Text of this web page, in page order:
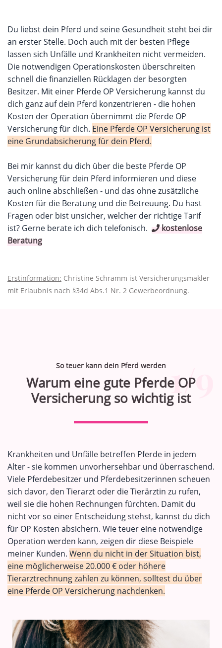
Du liebst dein Pferd und seine Gesundheit steht bei dir
an erster Stelle. Doch auch mit der besten Pflege
lassen sich Unfälle und Krankheiten nicht vermeiden.
Die notwendigen Operationskosten überschreiten
schnell die finanziellen Rücklagen der besorgten
Besitzer. Mit einer Pferde OP Versicherung kannst du
dich ganz auf dein Pferd konzentrieren - die hohen
Kosten der Operation übernimmt die Pferde OP
Versicherung für dich. Eine Pferde OP Versicherung ist
eine Grundabsicherung für dein Pferd.
Bei mir kannst du dich über die beste Pferde OP
Versicherung für dein Pferd informieren und diese
auch online abschließen - und das ohne zusätzliche
Kosten für die Beratung und die Betreuung. Du hast
Fragen oder bist unsicher, welcher der richtige Tarif
ist? Gerne berate ich dich telefonisch.
kostenlose
Beratung
Erstinformation: Christine Schramm ist Versicherungsmakler
mit Erlaubnis nach §34d Abs.1 Nr. 2 Gewerbeordnung.
1/9
So teuer kann dein Pferd werden
Warum eine gute Pferde OP
Versicherung so wichtig ist
Krankheiten und Unfälle betreffen Pferde in jedem
Alter - sie kommen unvorhersehbar und überraschend.
Viele Pferdebesitzer und Pferdebesitzerinnen scheuen
sich davor, den Tierarzt oder die Tierärztin zu rufen,
weil sie die hohen Rechnungen fürchten. Damit du
nicht vor so einer Entscheidung stehst, kannst du dich
für OP Kosten absichern. Wie teuer eine notwendige
Operation werden kann, zeigen dir diese Beispiele
meiner Kunden. Wenn du nicht in der Situation bist,
eine möglicherweise 20.000 € oder höhere
Tierarztrechnung zahlen zu können, solltest du über
eine Pferde OP Versicherung nachdenken.